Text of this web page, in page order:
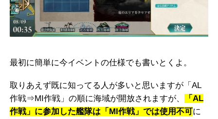
最初に簡単に今イベントの仕様でも書いとくよ。
取りあえず既に知ってる人が多いと思いますが「AL
作戦⇒MI作戦」の順に海域が開放されますが、
「AL
作戦」に参加した艦隊は「MI作戦」では使用不可に